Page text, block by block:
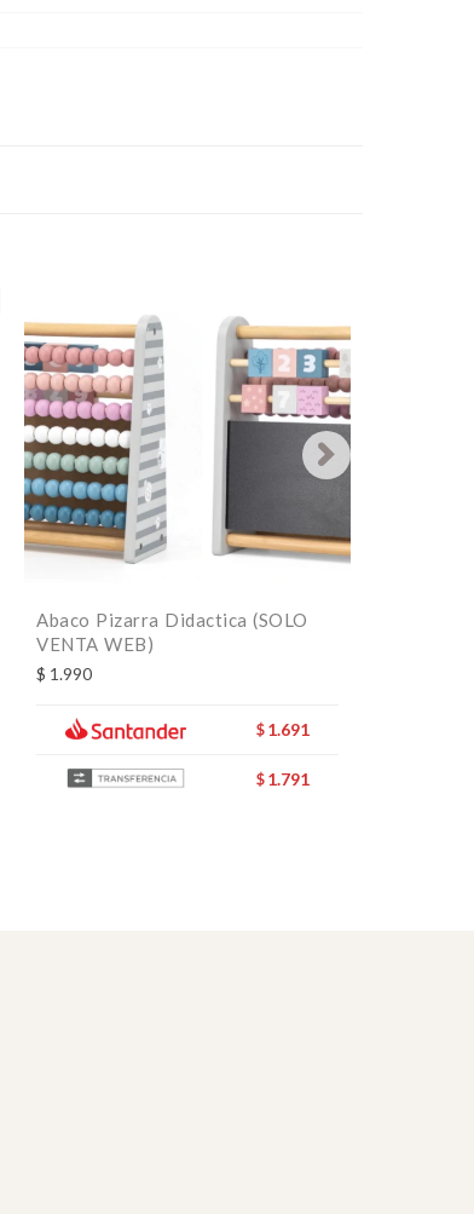
Abaco Pizarra Didactica (SOLO
VENTA WEB)
$ 1.990
$ 1.691
$ 1.791